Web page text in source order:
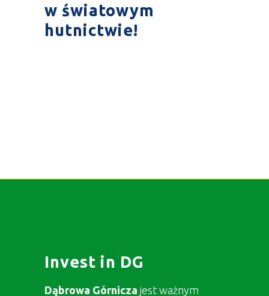
w światowym
hutnictwie!
Invest in DG
Dąbrowa Górnicza jest ważnym